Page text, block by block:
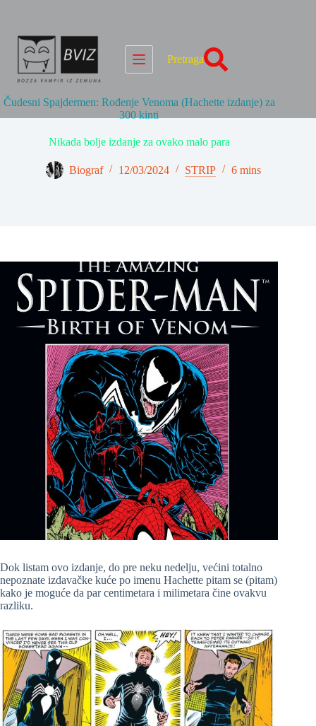
Pretraga
Čudesni Spajdermen: Rođenje Venoma (Hachette izdanje) za
300 kinti
Nikada bolje izdanje za ovako malo para
Biograf 12/03/2024 STRIP 6 mins
Dok listam ovo izdanje, do pre neku nedelju, većini totalno
nepoznate izdavačke kuće po imenu Hachette pitam se (pitam)
kako je moguće da par centimetara i milimetara čine ovakvu
razliku.